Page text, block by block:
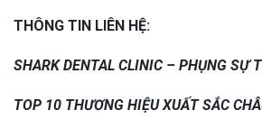
THÔNG TIN LIÊN HỆ:
SHARK DENTAL CLINIC – PHỤNG SỰ
TOP 10 THƯƠNG HIỆU XUẤT SẮC